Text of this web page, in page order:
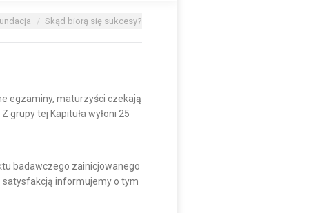
Skąd biorą się sukcesy?
egzaminy, maturzyści czekają
tej Kapituła wyłoni 25
badawczego zainicjowanego
satysfakcją informujemy o tym